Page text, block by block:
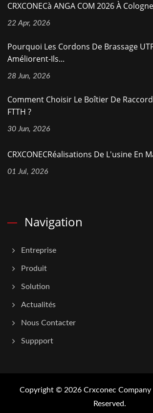
CRXCONECà ANGA COM 2026 À Cologne
22 Apr, 2026
Pourquoi Les Cordons De Brassage
Améliorent-Ils...
28 Jun, 2026
Comment Choisir Le Boîtier De
FTTH ?
30 Jun, 2026
CRXCONECRéalisations De L'usine En
01 Jul, 2026
Navigation
Entreprise
Produit
Solution
Actualités
Nous Contacter
Suppport
Copyright © 2026 Crxconec Company
Reserved.